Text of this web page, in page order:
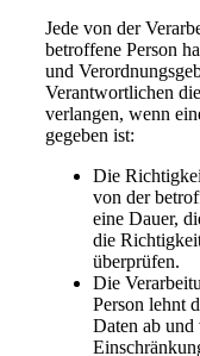
Jede von der
betroffene Person
und
Verantwortlichen
verlangen, wenn
gegeben ist:
Die
von der
eine Dauer,
die
überprüfen.
Die
Person lehnt
Daten ab und